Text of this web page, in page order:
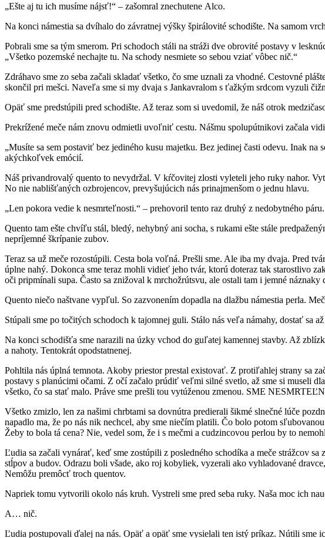
„Ešte aj tu ich musíme nájsť!“ – zašomral znechutene Alco.
Na konci námestia sa dvíhalo do závratnej výšky špirálovité schodište. Na samom
Pobrali sme sa tým smerom. Pri schodoch stáli na stráži dve obrovité postavy v
„Všetko pozemské nechajte tu. Na schody nesmiete so sebou vziať vôbec nič.“
Zdráhavo sme zo seba začali skladať všetko, čo sme uznali za vhodné. Cestovné
skončil pri mešci. Naveľa sme si my dvaja s Jankavralom s ťažkým srdcom vyzuli
Opäť sme predstúpili pred schodište. Až teraz som si uvedomil, že náš otrok
Prekrížené meče nám znovu odmietli uvoľniť cestu. Nášmu spolupútnikovi začala
„Musíte sa sem postaviť bez jediného kusu majetku. Bez jedinej časti odevu. Inak
akýchkoľvek emócií.
Náš privandrovalý quento to nevydržal. V kŕčovitej zlosti vyleteli jeho ruky nahor.
No nie nablišťaných ozbrojencov, prevyšujúcich nás prinajmenšom o jednu hlavu.
„Len pokora vedie k nesmrteľnosti.“ – prehovoril tento raz druhý z nedobytného páru.
Quento tam ešte chvíľu stál, bledý, nehybný ani socha, s rukami ešte stále
nepríjemné škrípanie zubov.
Teraz sa už meče rozostúpili. Cesta bola voľná. Prešli sme. Ale iba my dvaja. Pred
úplne nahý. Dokonca sme teraz mohli vidieť jeho tvár, ktorú doteraz tak starostlivo
oči pripmínali supa. Často sa znižoval k mrchožrútsvu, ale ostali tam i jemné náznaky
Quento niečo naštvane vypľul. So zazvonením dopadla na dlažbu námestia perla.
Stúpali sme po točitých schodoch k tajomnej guli. Stálo nás veľa námahy, dostať sa
Na konci schodišťa sme narazili na úzky vchod do guľatej kamennej stavby. Až
a nahoty. Tentokrát opodstatnenej.
Pohltila nás úplná temnota. Akoby priestor prestal existovať. Z protiľahlej strany sa
postavy s planúcimi očami. Z očí začalo prúdiť veľmi silné svetlo, až sme si museli
všetko, čo sa stať malo. Práve sme prešli tou vytúženou zmenou. SME
Všetko zmizlo, len za našimi chrbtami sa dovnútra predierali šikmé slnečné lúče
napadlo ma, že po nás nik nechcel, aby sme niečím platili. Čo bolo potom
Žeby to bola tá cena? Nie, vedel som, že i s mečmi a cudzincovou perlou by to
Ľudia sa začali vynárať, keď sme zostúpili z posledného schodíka a meče strážcov
stĺpov a budov. Odrazu boli všade, ako roj kobyliek, vyzerali ako vyhladované
Nemôžu premôcť troch quentov.
Napriek tomu vytvorili okolo nás kruh. Vystreli sme pred seba ruky. Naša moc ich
A… nič.
Ľudia postupovali ďalej na nás. Opäť a opäť sme vysielali ten istý príkaz. Nútili sme